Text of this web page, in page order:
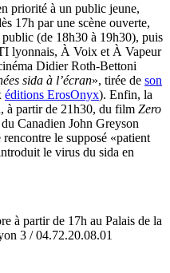
priorité à un public jeune,
17h par une scène ouverte,
(de 18h30 à 19h30), puis
lyonnais, À Voix et À Vapeur
Didier Roth-Bettoni
sida à l’écran», tirée de son
éditions ErosOnyx). Enfin, la
à partir de 21h30, du film Zero
Canadien John Greyson
le supposé «patient
le virus du sida en
à partir de 17h au Palais de la
3 / 04.72.20.08.01